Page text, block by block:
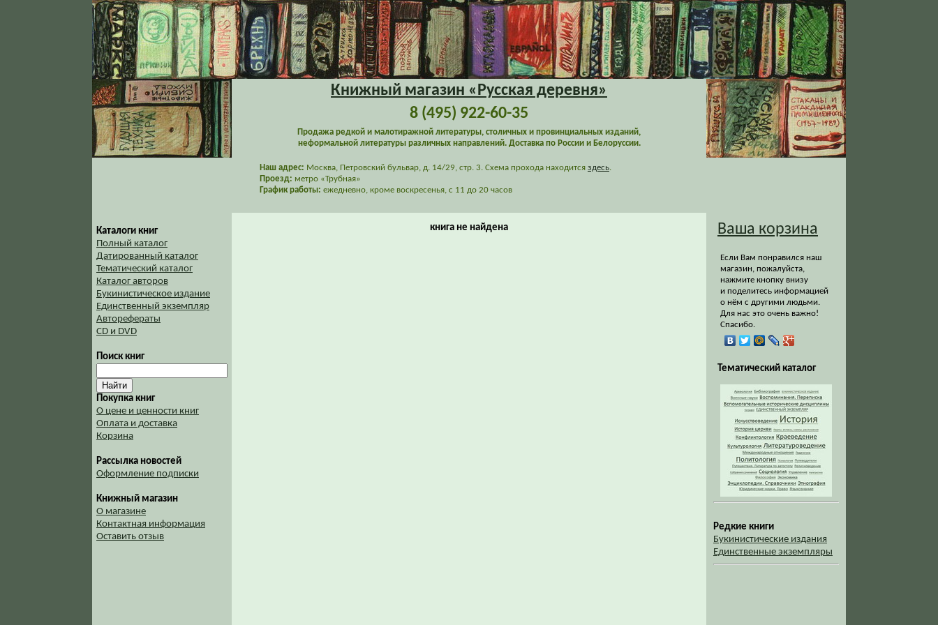
Книжный магазин «Русская деревня»
8 (495) 922-60-35
Продажа редкой и малотиражной литературы, столичных и провинциальных изданий,
неформальной литературы различных направлений. Доставка по России и Белоруссии.
Наш адрес: Москва, Петровский бульвар, д. 14/29, стр. 3. Схема прохода находится здесь.
Проезд: метро «Трубная»
График работы: ежедневно, кроме воскресенья, с 11 до 20 часов
Каталоги книг
Полный каталог
Датированный каталог
Тематический каталог
Каталог авторов
Букинистическое издание
Единственный экземпляр
Авторефераты
CD и DVD
Поиск книг
Покупка книг
О цене и ценности книг
Оплата и доставка
Корзина
Рассылка новостей
Оформление подписки
Книжный магазин
О магазине
Контактная информация
Оставить отзыв
книга не найдена Ваша корзина
Если Вам понравился наш
магазин, пожалуйста,
нажмите кнопку внизу
и поделитесь информацией
о нём с другими людьми.
Для нас это очень важно!
Спасибо.
Тематический каталог
Редкие книги
Букинистические издания
Единственные экземпляры